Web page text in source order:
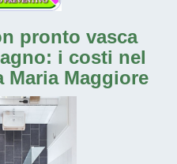
pronto vasca
i costi nel
Maria Maggiore